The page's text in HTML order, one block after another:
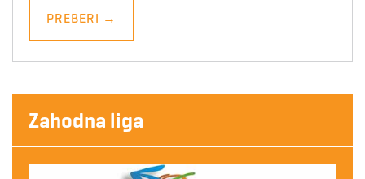
PREBERI →
Zahodna liga